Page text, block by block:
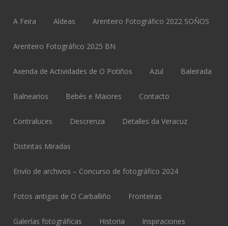
A Feira Aldeas Arenteiro Fotográfico 2022 SOÑOS
Arenteiro Fotográfico 2025 BN
Axenda de Actividades de O Potiños Azul Baleirada
Balnearios Bebés e Maiores Contacto
Contraluces Descrenza Detalles da Veracuz
Distintas Miradas
Envío de archivos – Concurso de fotográfico 2024
Fotos antigas de O Carballiño Fronteiras
Galerías fotográficas Historia Inspiraciones